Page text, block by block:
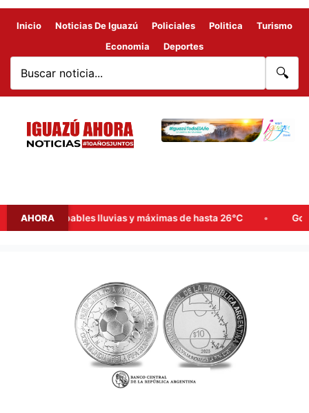
Inicio Noticias De Iguazú Policiales Politica
Turismo
Economia
Deportes
🔍
AHORA
probables lluvias y máximas de hasta 26°C
conmemorativa